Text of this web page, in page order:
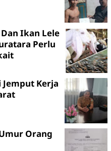
Ikan Lele
Perlu
Jemput Kerja
Orang